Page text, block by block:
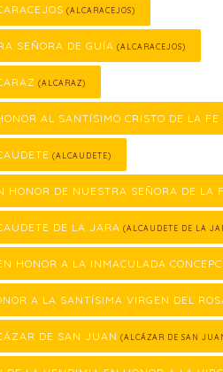
(ALCARACEJOS)
SEÑORA DE GUÍA (ALCARACEJOS)
(ALCARAZ)
AL SANTÍSIMO CRISTO DE LA FE
(ALCAUDETE)
HONOR DE NUESTRA SEÑORA DE LA
DE LA JARA (ALCAUDETE DE LA
HONOR A LA INMACULADA
A LA SANTÍSIMA VIRGEN DEL
DE SAN JUAN (ALCÁZAR DE SAN